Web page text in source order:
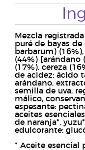
Mezcla
puré de bayas
barbarum)
(44%) [arándano
(17%), cereza
de acidez: ácido
arándano,
semilla de uva,
málico,
espesante:
aceites esenciales
de naranja*,
edulcorante:
* Aceite esencial